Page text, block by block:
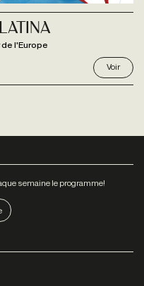
l'Europe
Voir
semaine le programme!